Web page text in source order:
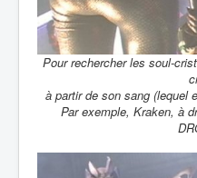
Pour rechercher les soul-
à partir de son sang (lequel
Par exemple, Kraken, à